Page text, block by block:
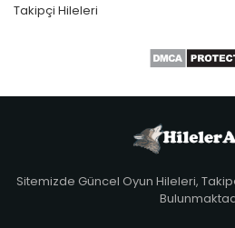
Takipçi Hileleri
Sitemizde Güncel Oyun Hileleri,